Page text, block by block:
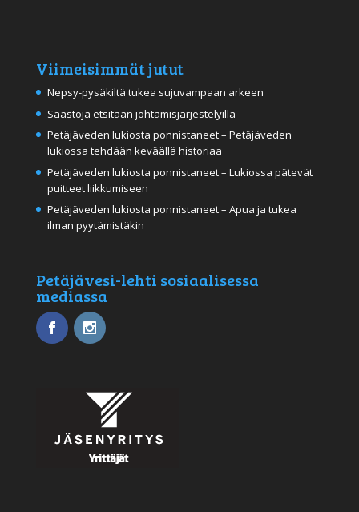
Viimeisimmät jutut
Nepsy-pysäkiltä tukea sujuvampaan arkeen
Säästöjä etsitään johtamisjärjestelyillä
Petäjäveden lukiosta ponnistaneet – Petäjäveden
lukiossa tehdään keväällä historiaa
Petäjäveden lukiosta ponnistaneet – Lukiossa pätevät
puitteet liikkumiseen
Petäjäveden lukiosta ponnistaneet – Apua ja tukea
ilman pyytämistäkin
Petäjävesi-lehti sosiaalisessa
mediassa